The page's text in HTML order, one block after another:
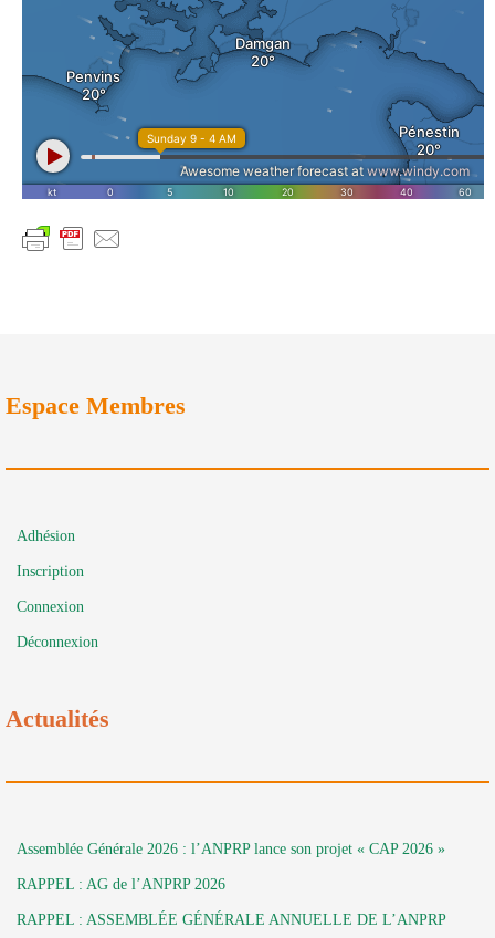
Espace Membres
Adhésion
Inscription
Connexion
Déconnexion
Actualités
Assemblée Générale 2026 : l’ANPRP lance son projet « CAP 2026 »
RAPPEL : AG de l’ANPRP 2026
RAPPEL : ASSEMBLÉE GÉNÉRALE ANNUELLE DE L’ANPRP